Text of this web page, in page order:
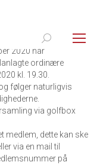
2020 har
ordinære
kl. 19.30.
følger naturligvis
via golfbox
medlem, dette kan ske
via en mail til
på